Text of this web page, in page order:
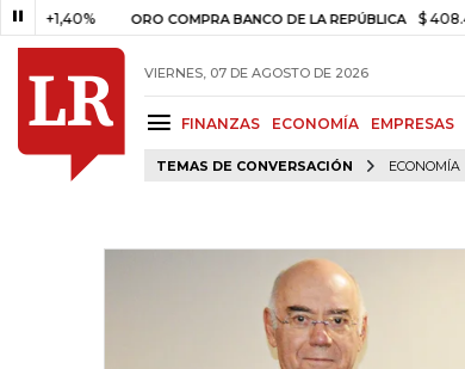
ORO COMPRA BANCO DE LA REPÚBLICA $ 408.498,97
VIERNES, 07 DE AGOSTO DE 2026
FINANZAS ECONOMÍA EMPRESAS
TEMAS DE CONVERSACIÓN ECONOMÍA